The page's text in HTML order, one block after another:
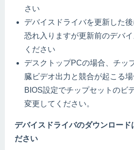
さい
デバイスドライバを更新した後
恐れ入りますが更新前のデバ
ください
デスクトップPCの場合、チッ
臓ビデオ出力と競合が起こる場
BIOS設定でチップセットのビ
変更してください。
デバイスドライバのダウンロード
ださい